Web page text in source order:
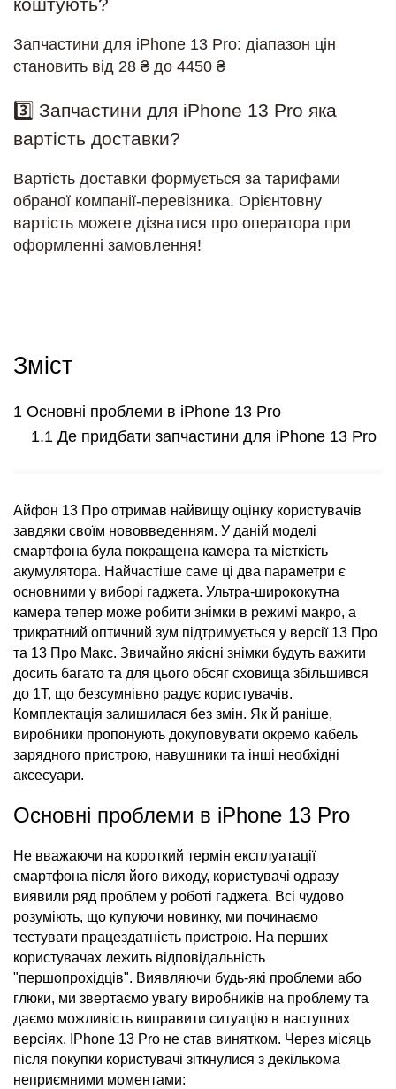
коштують?
Запчастини для iPhone 13 Pro: діапазон цін
становить від 28 ₴ до 4450 ₴
3️⃣ Запчастини для iPhone 13 Pro яка
вартість доставки?
Вартість доставки формується за тарифами
обраної компанії-перевізника. Орієнтовну
вартість можете дізнатися про оператора при
оформленні замовлення!
Зміст
Основні проблеми в iPhone 13 Pro
Де придбати запчастини для iPhone 13 Pro
Айфон 13 Про отримав найвищу оцінку користувачів
завдяки своїм нововведенням. У даній моделі
смартфона була покращена камера та місткість
акумулятора. Найчастіше саме ці два параметри є
основними у виборі гаджета. Ультра-ширококутна
камера тепер може робити знімки в режимі макро, а
трикратний оптичний зум підтримується у версії 13 Про
та 13 Про Макс. Звичайно якісні знімки будуть важити
досить багато та для цього обсяг сховища збільшився
до 1Т, що безсумнівно радує користувачів.
Комплектація залишилася без змін. Як й раніше,
виробники пропонують докуповувати окремо кабель
зарядного пристрою, навушники та інші необхідні
аксесуари.
Основні проблеми в iPhone 13 Pro
Не вважаючи на короткий термін експлуатації
смартфона після його виходу, користувачі одразу
виявили ряд проблем у роботі гаджета. Всі чудово
розуміють, що купуючи новинку, ми починаємо
тестувати працездатність пристрою. На перших
користувачах лежить відповідальність
"першопрохідців". Виявляючи будь-які проблеми або
глюки, ми звертаємо увагу виробників на проблему та
даємо можливість виправити ситуацію в наступних
версіях.
IPhone 13 Pro не став винятком. Через місяць
після покупки користувачі зіткнулися з декількома
неприємними моментами: